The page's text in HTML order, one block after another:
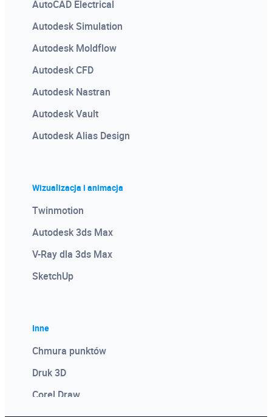
AutoCAD Electrical
Autodesk Simulation
Autodesk Moldflow
Autodesk CFD
Autodesk Nastran
Autodesk Vault
Autodesk Alias Design
Wizualizacja i animacja
Twinmotion
Autodesk 3ds Max
V-Ray dla 3ds Max
SketchUp
Inne
Chmura punktów
Druk 3D
Corel Draw